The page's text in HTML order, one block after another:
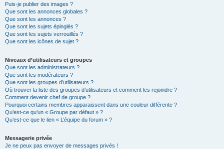
Puis-je publier des images ?
Que sont les annonces globales ?
Que sont les annonces ?
Que sont les sujets épinglés ?
Que sont les sujets verrouillés ?
Que sont les icônes de sujet ?
Niveaux d’utilisateurs et groupes
Que sont les administrateurs ?
Que sont les modérateurs ?
Que sont les groupes d’utilisateurs ?
Où trouver la liste des groupes d’utilisateurs et comment les rejoindre ?
Comment devenir chef de groupe ?
Pourquoi certains membres apparaissent dans une couleur différente ?
Qu’est-ce qu’un « Groupe par défaut » ?
Qu’est-ce que le lien « L’équipe du forum » ?
Messagerie privée
Je ne peux pas envoyer de messages privés !